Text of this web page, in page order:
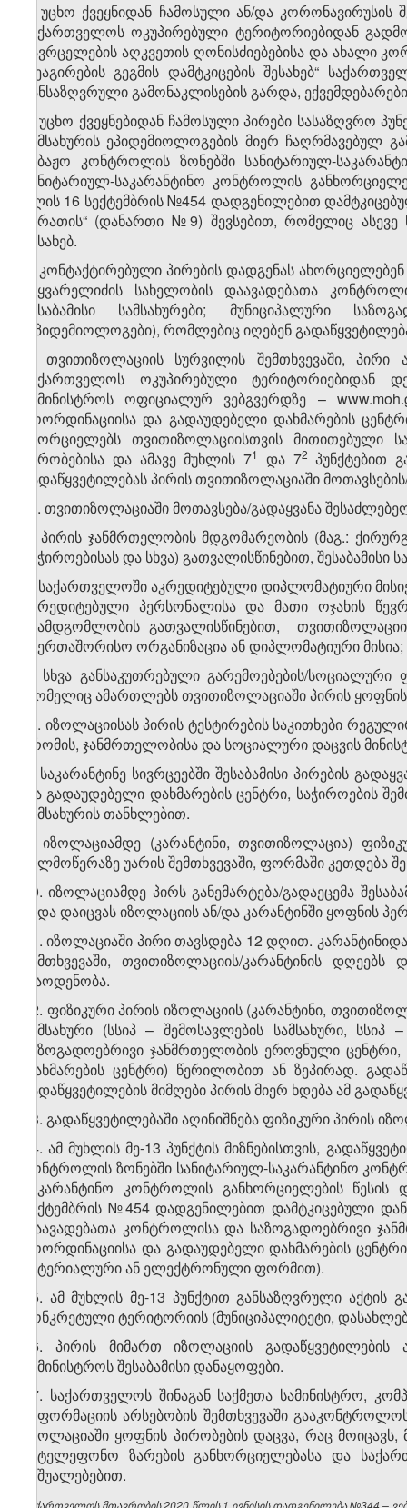
4. უცხო ქვეყნიდან ჩამოსული ან/და
საქართველოს ოკუპირებული ტერიტორიებიდან
გავრცელების აღკვეთის ღონისძიებებისა და ახალი
რეაგირების გეგმის დამტკიცების შესახებ“
განსაზღვრული გამონაკლისების გარდა,
5. უცხო ქვეყნებიდან ჩამოსული პირები სასაზღვრო
სამსახურის ეპიდემიოლოგების მიერ
საბაჟო კონტროლის ზონებში სანიტარიულ-
სანიტარიულ-საკარანტინო კონტროლის
წლის 16 სექტემბრის №454 დადგენილებით
ბარათის“ (დანართი №9) შევსებით, რომელიც
შესახებ.
6. კონტაქტირებული პირების დადგენას
საყვარელიძის სახელობის დაავადებათა
შესაბამისი სამსახურები; მუნიციპალური
(ეპიდემიოლოგები), რომლებიც იღებენ
7. თვითიზოლაციის სურვილის შემთხვევაში,
საქართველოს ოკუპირებული
სამინისტროს ოფიციალურ ვებგვერდზე –
კოორდინაციისა და გადაუდებელი დახმარების
ახორციელებს თვითიზოლაციისთვის მითითებული
პირობებისა და ამავე მუხლის 7​1 და 7​2 პუნქტებით
გადაწყვეტილებას პირის თვითიზოლაციაში
. თვითიზოლაციაში მოთავსება/გადაყვანა
ა) პირის ჯანმრთელობის მდგომარეობის (მაგ.:
საჭიროებისას და სხვა) გათვალისწინებით,
ბ) საქართველოში აკრედიტებული დიპლომატიური
აკრედიტებული პერსონალისა და მათი ოჯახის
შუამდგომლობის გათვალისწინებით,
საერთაშორისო ორგანიზაცია ან დიპლომატიური მისია;
გ) სხვა განსაკუთრებული გარემოებების/
რომელიც ამართლებს თვითიზოლაციაში პირის
. იზოლაციისას პირის ტესტირების საკითხები
შრომის, ჯანმრთელობისა და სოციალური დაცვის
8. საკარანტინე სივრცეებში შესაბამისი პირების
და გადაუდებელი დახმარების ცენტრი, საჭიროების
სამსახურის თანხლებით.
9. იზოლაციამდე (კარანტინი, თვითიზოლაცია)
ხელმოწერაზე უარის შემთხვევაში, ფორმაში კეთდება
10. იზოლაციამდე პირს განემარტება/გადაეცემა
უნდა დაიცვას იზოლაციის ან/და კარანტინში ყოფნის
11. იზოლაციაში პირი თავსდება 12 დღით.
შემთხვევაში, თვითიზოლაციის/კარანტინის
რაოდენობა.
12. ფიზიკური პირის იზოლაციის (კარანტინი,
სამსახური (სსიპ – შემოსავლების სამსახური,
საზოგადოებრივი ჯანმრთელობის ეროვნული
დახმარების ცენტრი) წერილობით ან ზეპირად.
გადაწყვეტილების მიმღები პირის მიერ ხდება ამ
13. გადაწყვეტილებაში აღინიშნება ფიზიკური პირის
14. ამ მუხლის მე-13 პუნქტის მიზნებისთვის,
კონტროლის ზონებში სანიტარიულ-საკარანტინო
საკარანტინო კონტროლის განხორციელების
სექტემბრის №454 დადგენილებით დამტკიცებული
დაავადებათა კონტროლისა და საზოგადოებრივი
კოორდინაციისა და გადაუდებელი დახმარების
მატერიალური ან ელექტრონული ფორმით).
15. ამ მუხლის მე-13 პუნქტით განსაზღვრული
კონკრეტული ტერიტორიის (მუნიციპალიტეტი,
16. პირის მიმართ იზოლაციის
სამინისტროს შესაბამისი დანაყოფები.
17. საქართველოს შინაგან საქმეთა სამინისტრო,
ინფორმაციის არსებობის შემთხვევაში
იზოლაციაში ყოფნის პირობების დაცვა, რაც
სატელეფონო ზარების განხორციელებასა და
საშუალებებით.